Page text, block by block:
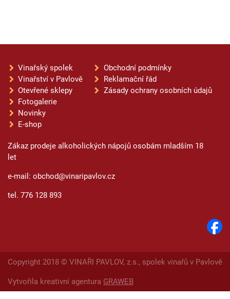
Vinařský spolek
Vinařství v Pavlově
Otevřené sklepy
Fotogalerie
Novinky
E-shop
Obchodní podmínky
Reklamační řád
Zásady ochrany osobních údajů
Zákaz prodeje alkoholických nápojů osobám mladším 18
let
e-mail: obchod@vinaripavlov.cz
tel. 776 128 893
Copyright 2018 © VINAŘI PAVLOV, z.s., spolek vinařů v Pavlově
Vytvořila kreativní agentura GRAWEB